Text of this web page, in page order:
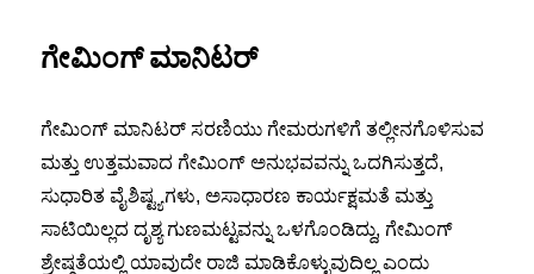
ಗೇಮಿಂಗ್ ಮಾನಿಟರ್
ಗೇಮಿಂಗ್ ಮಾನಿಟರ್ ಸರಣಿಯು ಗೇಮರುಗಳಿಗೆ ತಲ್ಲೀನಗೊಳಿಸುವ
ಮತ್ತು ಉತ್ತಮವಾದ ಗೇಮಿಂಗ್ ಅನುಭವವನ್ನು ಒದಗಿಸುತ್ತದೆ,
ಸುಧಾರಿತ ವೈಶಿಷ್ಟ್ಯಗಳು, ಅಸಾಧಾರಣ ಕಾರ್ಯಕ್ಷಮತೆ ಮತ್ತು
ಸಾಟಿಯಿಲ್ಲದ ದೃಶ್ಯ ಗುಣಮಟ್ಟವನ್ನು ಒಳಗೊಂಡಿದ್ದು, ಗೇಮಿಂಗ್
ಶ್ರೇಷ್ಠತೆಯಲ್ಲಿ ಯಾವುದೇ ರಾಜಿ ಮಾಡಿಕೊಳ್ಳುವುದಿಲ್ಲ ಎಂದು